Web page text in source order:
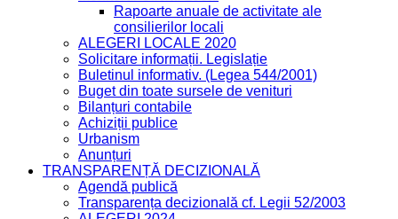
Rapoarte anuale de activitate ale
consilierilor locali
ALEGERI LOCALE 2020
Solicitare informații. Legislație
Buletinul informativ. (Legea 544/2001)
Buget din toate sursele de venituri
Bilanțuri contabile
Achiziții publice
Urbanism
Anunțuri
TRANSPARENȚĂ DECIZIONALĂ
Agendă publică
Transparența decizională cf. Legii 52/2003